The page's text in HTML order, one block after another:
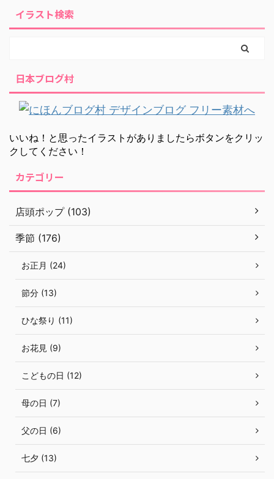
イラスト検索
日本ブログ村
いいね！と思ったイラストがありましたらボタンをクリッ
クしてください！
カテゴリー
店頭ポップ (103)
季節 (176)
お正月 (24)
節分 (13)
ひな祭り (11)
お花見 (9)
こどもの日 (12)
母の日 (7)
父の日 (6)
七夕 (13)